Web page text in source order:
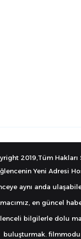
2019,Tüm Hakları
Yeni Adresi
aynı anda
en güncel
bilgilerle dolu
buluşturmak. filmmodu